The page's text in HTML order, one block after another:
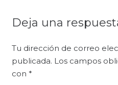
Deja una
Tu dirección de correo
publicada. Los campos
con *